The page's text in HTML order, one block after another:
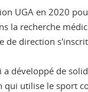
UGA en 2020
la recherche
de direction
a développé de
qui utilise le sport